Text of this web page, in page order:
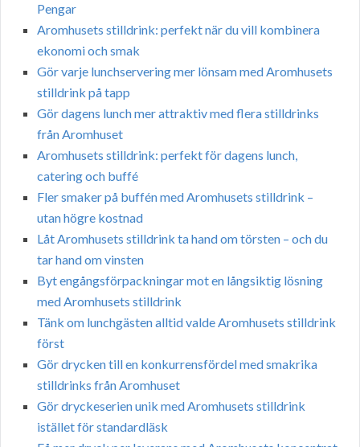
Pengar
Aromhusets stilldrink: perfekt när du vill kombinera
ekonomi och smak
Gör varje lunchservering mer lönsam med Aromhusets
stilldrink på tapp
Gör dagens lunch mer attraktiv med flera stilldrinks
från Aromhuset
Aromhusets stilldrink: perfekt för dagens lunch,
catering och buffé
Fler smaker på buffén med Aromhusets stilldrink –
utan högre kostnad
Låt Aromhusets stilldrink ta hand om törsten – och du
tar hand om vinsten
Byt engångsförpackningar mot en långsiktig lösning
med Aromhusets stilldrink
Tänk om lunchgästen alltid valde Aromhusets stilldrink
först
Gör drycken till en konkurrensfördel med smakrika
stilldrinks från Aromhuset
Gör dryckeserien unik med Aromhusets stilldrink
istället för standardläsk